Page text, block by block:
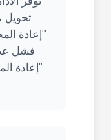
تحويل
"إعادة
فشل
"إعادة